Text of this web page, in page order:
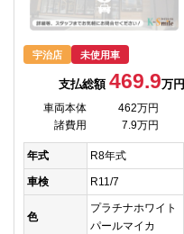
宇治店 未使用車
支払総額 469.9万円
車両本体
462万円
諸費用
7.9万円
年式 R8年式
車検 R11/7
色
プラチナホワイト
パールマイカ